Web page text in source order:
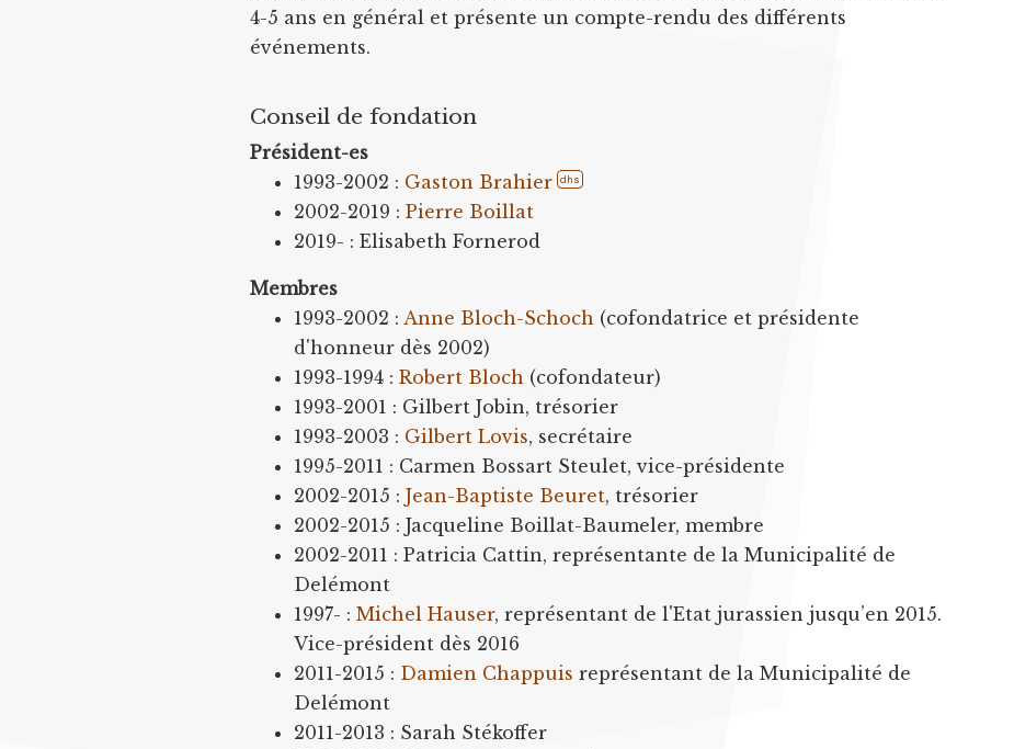
4-5 ans en général et présente un compte-rendu des différents
événements.
Conseil de fondation
Président-es
1993-2002 : Gaston Brahier dhs
2002-2019 :Pierre Boillat
2019- : Elisabeth Fornerod
Membres
1993-2002 : Anne Bloch-Schoch (cofondatrice et présidente
d'honneur dès 2002)
1993-1994 :Robert Bloch (cofondateur)
1993-2001 : Gilbert Jobin, trésorier
1993-2003 : Gilbert Lovis, secrétaire
1995-2011 : Carmen Bossart Steulet, vice-présidente
2002-2015 :Jean-Baptiste Beuret, trésorier
2002-2015 : Jacqueline Boillat-Baumeler, membre
2002-2011 : Patricia Cattin, représentante de la Municipalité de
Delémont
1997- :Michel Hauser, représentant de l'Etat jurassien jusqu’en 2015.
Vice-président dès 2016
2011-2015 : Damien Chappuisreprésentant de la Municipalité de
Delémont
2011-2013 : Sarah Stékoffer